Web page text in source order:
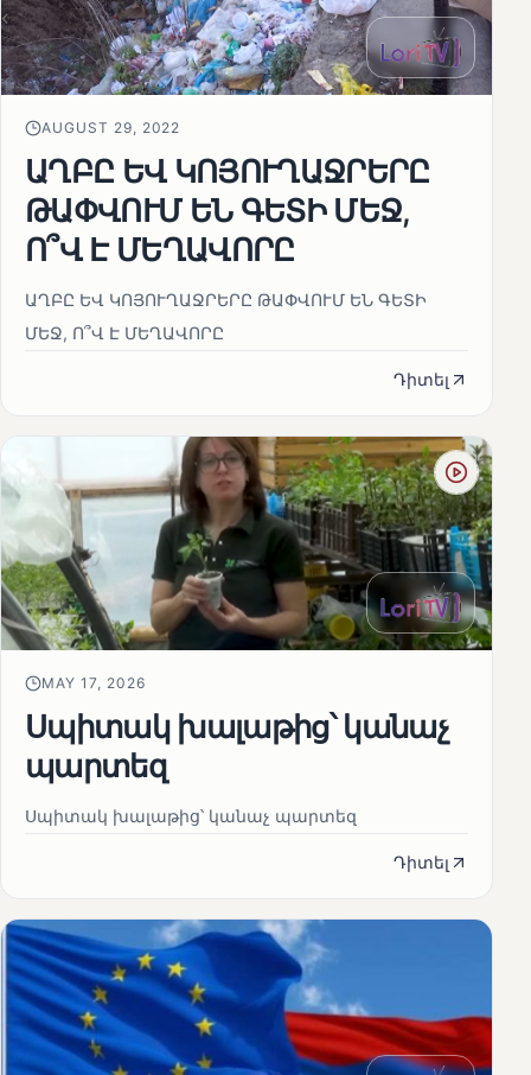
AUGUST 29, 2022
ԱՂԲԸ ԵՎ ԿՈՅՈՒՂԱՋՐԵՐԸ
ԹԱՓՎՈՒՄ ԵՆ ԳԵՏԻ ՄԵՋ,
Ո՞Վ Է ՄԵՂԱՎՈՐԸ
ԱՂԲԸ ԵՎ ԿՈՅՈՒՂԱՋՐԵՐԸ ԹԱՓՎՈՒՄ ԵՆ ԳԵՏԻ
ՄԵՋ, Ո՞Վ Է ՄԵՂԱՎՈՐԸ
Դիտել
MAY 17, 2026
Սպիտակ խալաթից՝ կանաչ
պարտեզ
Սպիտակ խալաթից՝ կանաչ պարտեզ
Դիտել